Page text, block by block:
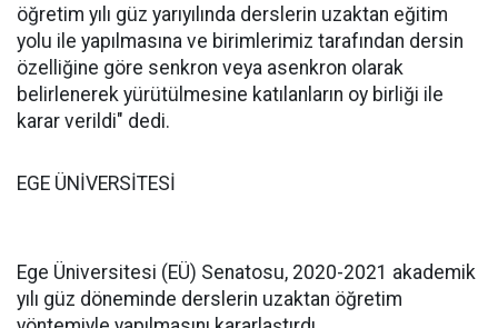
öğretim yılı güz yarıyılında derslerin uzaktan eğitim
yolu ile yapılmasına ve birimlerimiz tarafından dersin
özelliğine göre senkron veya asenkron olarak
belirlenerek yürütülmesine katılanların oy birliği ile
karar verildi" dedi.
EGE ÜNİVERSİTESİ
Ege Üniversitesi (EÜ) Senatosu, 2020-2021 akademik
yılı güz döneminde derslerin uzaktan öğretim